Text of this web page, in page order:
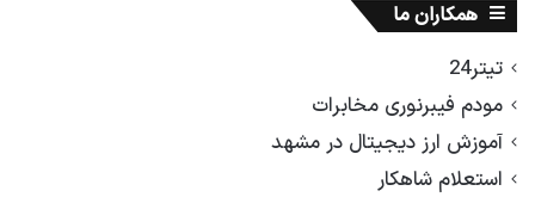
همکاران ما
تیتر24
مودم فیبرنوری مخابرات
آموزش ارز دیجیتال در مشهد
استعلام شاهکار